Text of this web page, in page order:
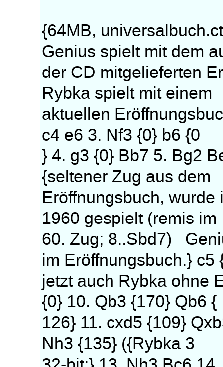
{64MB,
Genius spielt mit dem
der CD mitgelieferten
Rybka spielt mit einem
aktuellen
c4 e6 3. Nf3 {0} b6 {0
} 4. g3 {0} Bb7 5. Bg2
{seltener Zug aus dem
Eröffnungsbuch,
1960 gespielt (remis im
60. Zug; 8..Sbd7)
im Eröffnungsbuch.} c5
jetzt auch Rybka ohne
{0} 10. Qb3 {170} Qb6 {
126} 11. cxd5 {109}
Nh3 {135} ({Rybka 3